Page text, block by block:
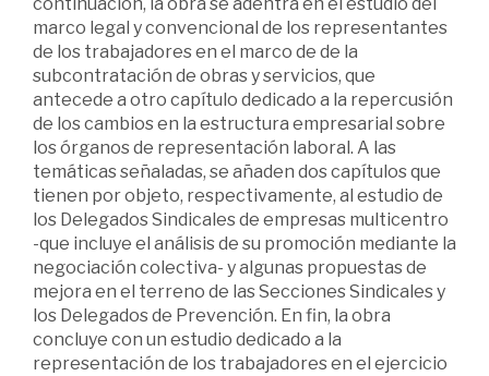
marco legal y convencional de los representantes
de los trabajadores en el marco de de la
subcontratación de obras y servicios, que
antecede a otro capítulo dedicado a la repercusión
de los cambios en la estructura empresarial sobre
los órganos de representación laboral. A las
temáticas señaladas, se añaden dos capítulos que
tienen por objeto, respectivamente, al estudio de
los Delegados Sindicales de empresas multicentro
-que incluye el análisis de su promoción mediante la
negociación colectiva- y algunas propuestas de
mejora en el terreno de las Secciones Sindicales y
los Delegados de Prevención. En fin, la obra
concluye con un estudio dedicado a la
representación de los trabajadores en el ejercicio